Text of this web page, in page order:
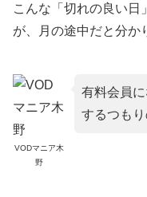
こんな「切れの良い日
が、月の途中だと分
VODマニア木
野
有料会員
するつもり